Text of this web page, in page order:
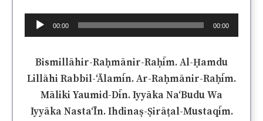
Audio
Player
00:00 00:00
Bismillāhir-Raḥmānir-Raḥīm. Al-Ḥamdu
Lillāhi Rabbil-‘Ālamīn. Ar-Raḥmānir-Raḥīm.
Māliki Yaumid-Dīn. Iyyāka Na‘Budu Wa
Iyyāka Nasta‘Īn. Ihdinaṣ-Ṣirāṭal-Mustaqīm.